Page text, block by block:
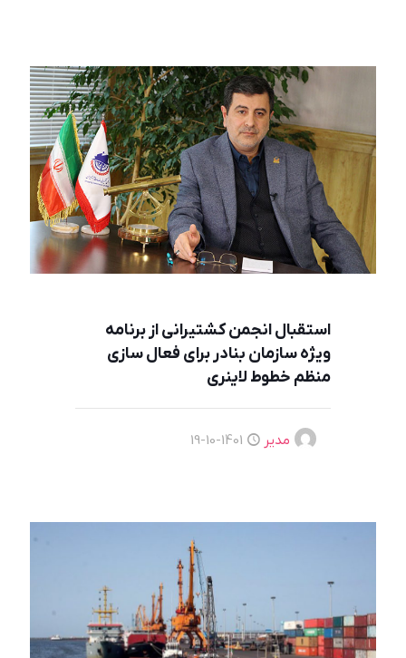
استقبال انجمن کشتیرانی از برنامه
ویژه سازمان بنادر برای فعال سازی
منظم خطوط لاینری
مدیر 1401-10-19